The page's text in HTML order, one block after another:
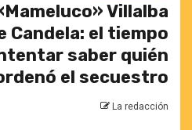
Villalba
Candela: el tiempo
saber quién
el secuestro
La redacción